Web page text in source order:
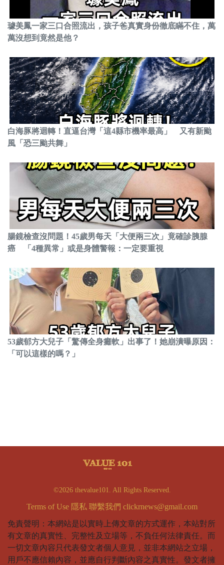
璩美鳳一家三口合照流出，孩子爸真實身份徹底瞞不住，萬
萬沒想到竟然是他？
白海豚將迴轉！直逼台灣「這4縣市機率最高」 又有新颱
風「恐三颱共舞」
腸鏡檢查沒問題！45歲男每天「大便兩三次」竟確診胰腺
癌 「4種異常」或是身體警報：一定要重視
53歲郁方大兒子「驚傳全身癱軟」出事了！她崩潰曝原因：
「可以這樣的嗎？」
©2026 thevalue101. All Rights Reserved.
Terms of Use 隱私 聯繫我們 clickrnews@gmail.com
免責聲明：本網站是以實時上傳文章的方式運作，本站對所
有文章的真實性、完整性及立場等，不負任何法律責任。而
一切文章內容只代表發文者個人意見，並非本網站之立場，
用戶不應信賴內容，並應自行判斷內容之真實性。發文者擁